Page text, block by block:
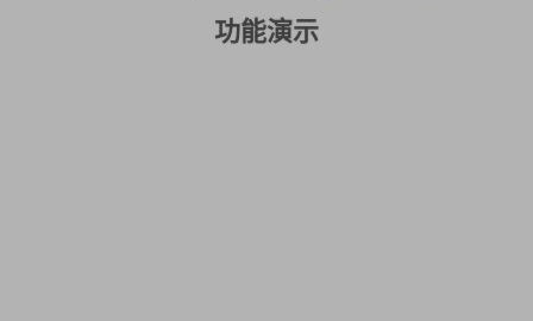
功能演示